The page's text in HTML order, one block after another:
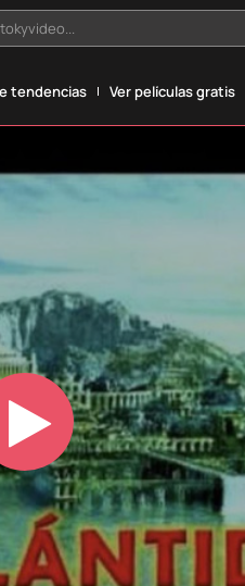
tendencias Ver películas gratis
Play
Video